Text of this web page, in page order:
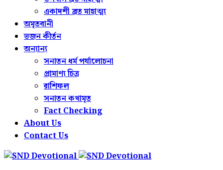
একাদশী ব্রত মাহাত্ম্য
অমৃতবানী
ভজন কীর্তন
অন্যান্য
সনাতন ধর্ম পর্যালোচনা
প্রামাণ্য চিত্র
রাশিফল
সনাতন কথামৃত
Fact Checking
About Us
Contact Us